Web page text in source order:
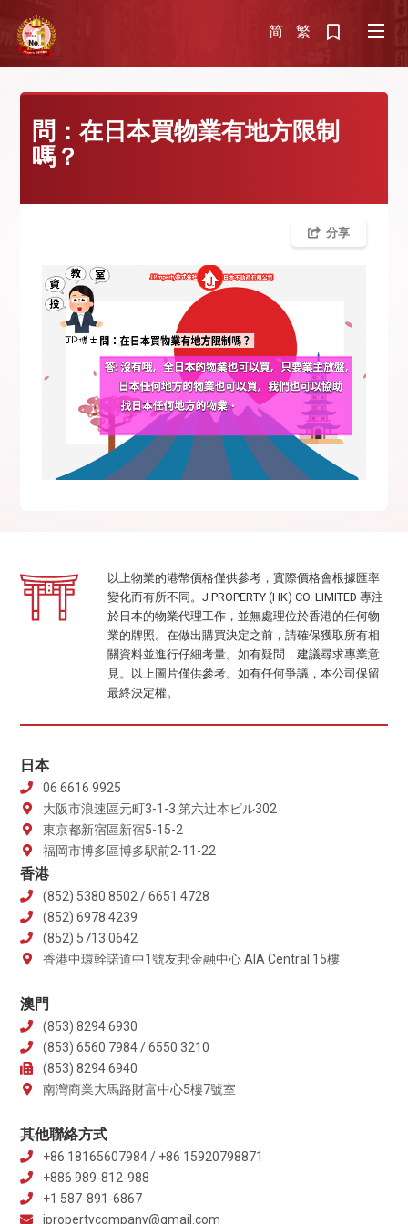
简 繁
問：在日本買物業有地方限制
嗎？
分享
以上物業的港幣價格僅供參考，實際價格會根據匯率
變化而有所不同。J PROPERTY (HK) CO. LIMITED 專注
於日本的物業代理工作，並無處理位於香港的任何物
業的牌照。在做出購買決定之前，請確保獲取所有相
關資料並進行仔細考量。如有疑問，建議尋求專業意
見。以上圖片僅供參考。如有任何爭議，本公司保留
最終決定權。
日本
06 6616 9925
大阪市浪速區元町3-1-3 第六辻本ビル302
東京都新宿區新宿5-15-2
福岡市博多區博多駅前2-11-22
香港
(852) 5380 8502 / 6651 4728
(852) 6978 4239
(852) 5713 0642
香港中環幹諾道中1號友邦金融中心 AIA Central 15樓
澳門
(853) 8294 6930
(853) 6560 7984 / 6550 3210
(853) 8294 6940
南灣商業大馬路財富中心5樓7號室
其他聯絡方式
+86 18165607984 / +86 15920798871
+886 989-812-988
+1 587-891-6867
jpropertycompany@gmail.com